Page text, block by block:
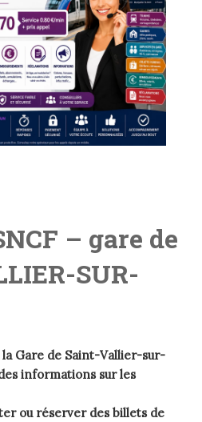
– gare de
SUR-
Gare de Saint-Vallier-sur-
informations sur les
ou réserver des billets de